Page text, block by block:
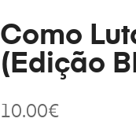
Como
(Edição
10.00€